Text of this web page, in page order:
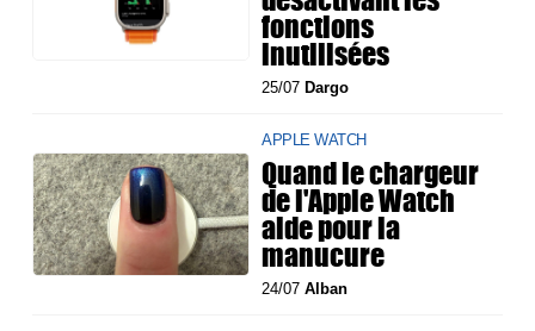
fonctions
inutilisées
25/07 Dargo
APPLE WATCH
Quand le chargeur
de l'Apple Watch
aide pour la
manucure
24/07Alban